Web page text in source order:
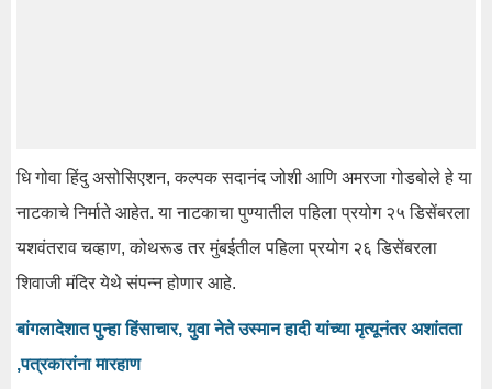
धिगोवाहिंदुअसोसिएशन, कल्पक सदानंद जोशी आणि अमरजागोडबोले हे या
नाटकाचे निर्माते आहेत. या नाटकाचा पुण्यातील पहिला प्रयोग २५डिसेंबरला
यशवंतरावचव्हाण,कोथरूडतर मुंबईतील पहिला प्रयोग २६डिसेंबरला
शिवाजी मंदिर येथे संपन्न होणार आहे.
बांगलादेशात पुन्हा हिंसाचार, युवा नेते उस्मान हादी यांच्या मृत्यूनंतर अशांतता
,पत्रकारांना मारहाण